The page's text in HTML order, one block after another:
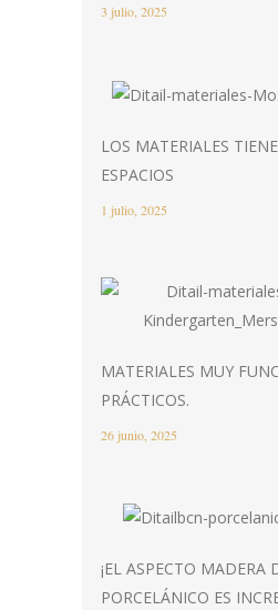
3 julio, 2025
LOS MATERIALES
ESPACIOS
1 julio, 2025
MATERIALES MUY
PRÁCTICOS.
26 junio, 2025
¡EL ASPECTO MADERA
PORCELÁNICO ES